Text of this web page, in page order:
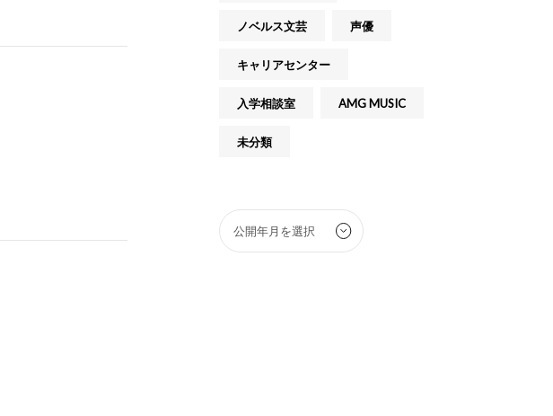
ノベルス文芸 声優
キャリアセンター
入学相談室 AMG MUSIC
未分類